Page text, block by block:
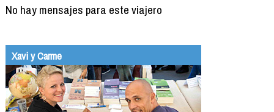
No hay mensajes para este viajero
Xavi y Carme